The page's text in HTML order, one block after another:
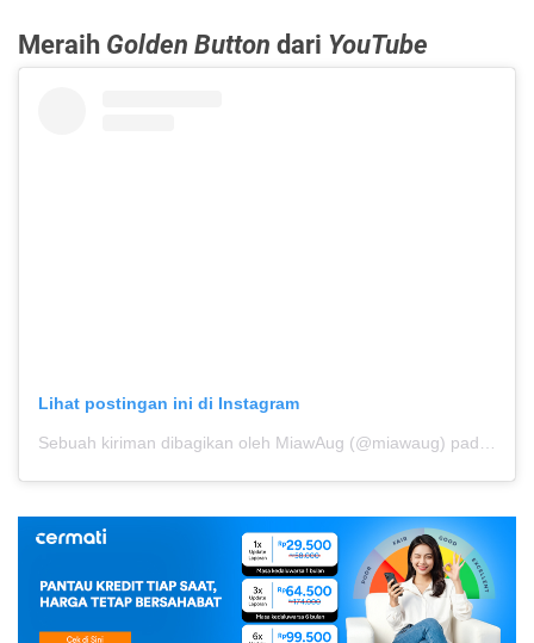
Meraih Golden Button dari YouTube
Lihat postingan ini di Instagram
Sebuah kiriman dibagikan oleh MiawAug (@miawaug) pada